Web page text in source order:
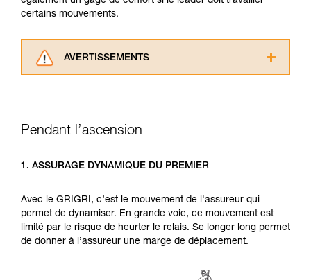
certains mouvements.
AVERTISSEMENTS
informations de la notice technique pour
Maîtriser ces techniques nécessite une
avec un professionnel votre capacité à refaire
la manipulation, seul, en toute sécurité, avant
de la reproduire en autonomie.
Nous donnons des exemples de techniques
Pendant l’ascension
1. ASSURAGE DYNAMIQUE DU PREMIER
Avec le GRIGRI, c’est le mouvement de l'assureur qui
permet de dynamiser. En grande voie, ce mouvement est
limité par le risque de heurter le relais. Se longer long permet
de donner à l’assureur une marge de déplacement.